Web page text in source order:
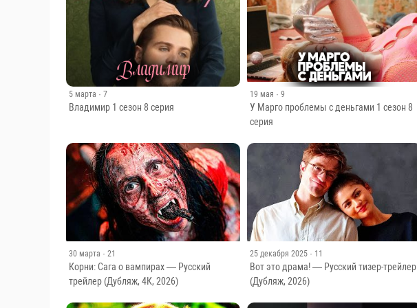
5 марта · 7
Владимир 1 сезон 8 серия
19 мая · 9
У Марго проблемы с деньгами 1 сезон 8
серия
30 марта · 21
Корни: Сага о вампирах — Русский
трейлер (Дубляж, 4К, 2026)
25 декабря 2025 · 11
Вот это драма! — Русский тизер-трейлер
(Дубляж, 2026)